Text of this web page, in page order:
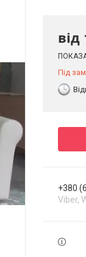
від
Під
+380
Viber,